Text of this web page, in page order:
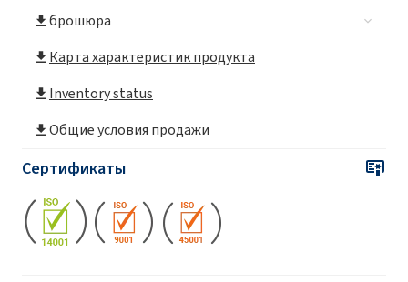
брошюра
Карта характеристик продукта
Inventory status
Общие условия продажи
Сертификаты